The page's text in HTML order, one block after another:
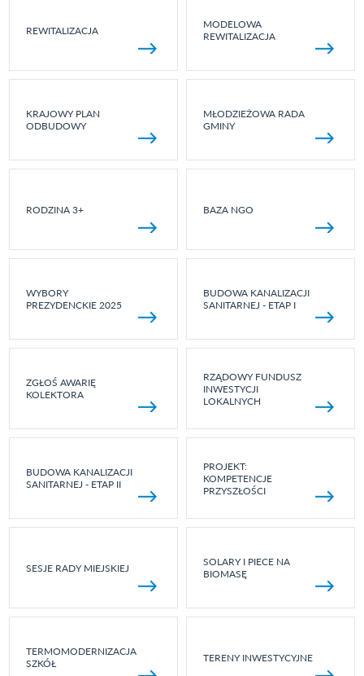
REWITALIZACJA
MODELOWA
REWITALIZACJA
KRAJOWY PLAN
ODBUDOWY
MŁODZIEŻOWA RADA
GMINY
RODZINA 3+ BAZA NGO
WYBORY
PREZYDENCKIE 2025
BUDOWA KANALIZACJI
SANITARNEJ - ETAP I
ZGŁOŚ AWARIĘ
KOLEKTORA
RZĄDOWY FUNDUSZ
INWESTYCJI
LOKALNYCH
BUDOWA KANALIZACJI
SANITARNEJ - ETAP II
PROJEKT:
KOMPETENCJE
PRZYSZŁOŚCI
SESJE RADY MIEJSKIEJ
SOLARY I PIECE NA
BIOMASĘ
TERMOMODERNIZACJA
SZKÓŁ
TERENY INWESTYCYJNE